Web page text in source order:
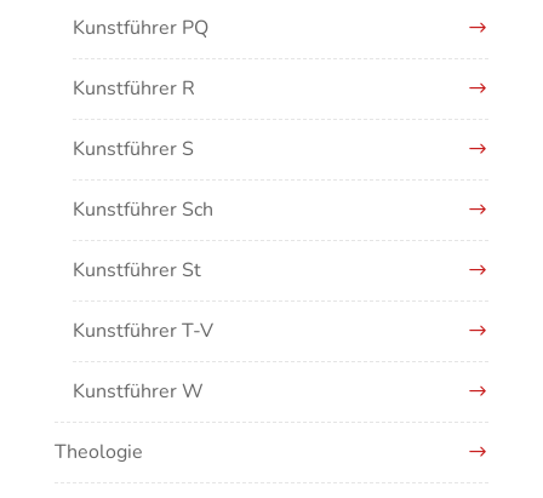
Kunstführer PQ
Kunstführer R
Kunstführer S
Kunstführer Sch
Kunstführer St
Kunstführer T-V
Kunstführer W
Kunstführer XYZ
Theologie